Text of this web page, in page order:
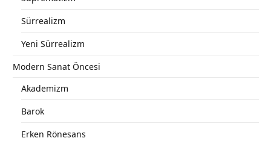
Sürrealizm
Yeni Sürrealizm
Modern Sanat Öncesi
Akademizm
Barok
Erken Rönesans